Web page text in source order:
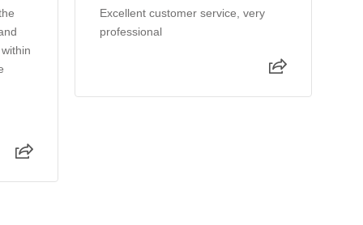
Excellent customer service, very
professional